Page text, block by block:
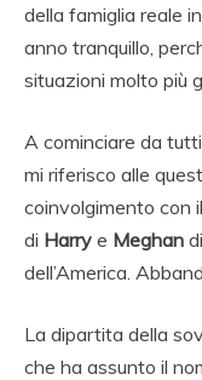
della famiglia reale
anno tranquillo,
situazioni molto più
A cominciare da
mi riferisco alle
coinvolgimento con
di Harry e Meghan
dell’America.
La dipartita della
che ha assunto il